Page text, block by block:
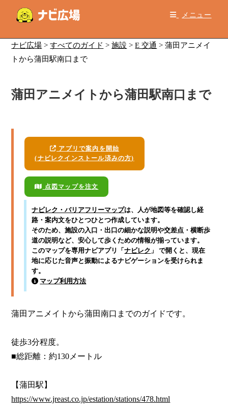
メニュー
ナビ広場 >すべてのガイド >施設 >E 交通 >蒲田アニメイ
トから蒲田駅南口まで
蒲田アニメイトから蒲田駅南口まで
アプリで案内を開始
(ナビレクインストール済みの方)
点図マップを注文
ナビレク・バリアフリーマップは、人が地図等を確認し経
路・案内文をひとつひとつ作成しています。
そのため、施設の入口・出口の細かな説明や交差点・横断歩
道の説明など、安心して歩くための情報が揃っています。
このマップを専用ナビアプリ「ナビレク 」 で開くと、現在
地に応じた音声と振動によるナビゲーションを受けられま
す。
マップ利用方法
蒲田アニメイトから蒲田南口までのガイドです。
徒歩3分程度。
■総距離：約130メートル
https://www.jreast.co.jp/estation/stations/478.html